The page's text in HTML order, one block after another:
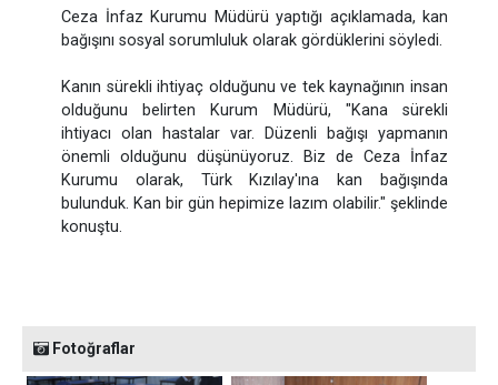
Ceza İnfaz Kurumu Müdürü yaptığı açıklamada, kan
bağışını sosyal sorumluluk olarak gördüklerini söyledi.
Kanın sürekli ihtiyaç olduğunu ve tek kaynağının insan
olduğunu belirten Kurum Müdürü, "Kana sürekli
ihtiyacı olan hastalar var. Düzenli bağışı yapmanın
önemli olduğunu düşünüyoruz. Biz de Ceza İnfaz
Kurumu olarak, Türk Kızılay'ına kan bağışında
bulunduk. Kan bir gün hepimize lazım olabilir." şeklinde
konuştu.
Fotoğraflar